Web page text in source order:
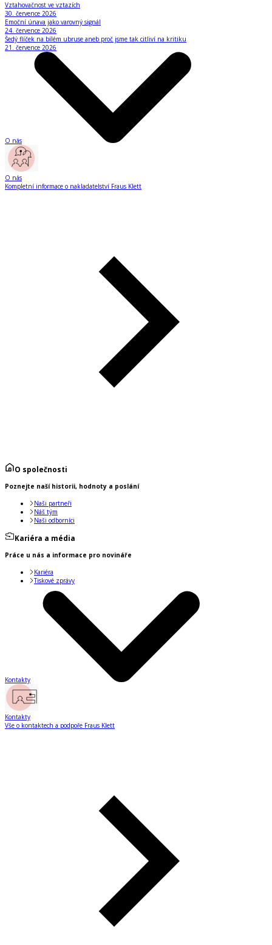
Vztahovačnost ve vztazích
30. července 2026
Emoční únava jako varovný signál
24. července 2026
Šedý flíček na bílém ubruse aneb proč jsme tak citliví na kritiku
21. července 2026
O nás
O nás
Kompletní informace o nakladatelství Fraus Klett
O společnosti
Poznejte naší historii, hodnoty a poslání
Naši partneři
Náš tým
Naši odborníci
Kariéra a média
Práce u nás a informace pro novináře
Kariéra
Tiskové zprávy
Kontakty
Kontakty
Vše o kontaktech a podpoře Fraus Klett